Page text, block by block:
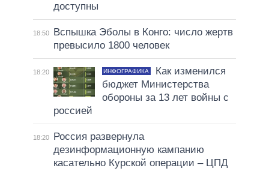
доступны
18:50
Вспышка Эболы в Конго: число жертв
превысило 1800 человек
18:20 ИНФОГРАФИКА
Как изменился
бюджет Министерства
обороны за 13 лет войны с
россией
18:20
Россия развернула
дезинформационную кампанию
касательно Курской операции – ЦПД